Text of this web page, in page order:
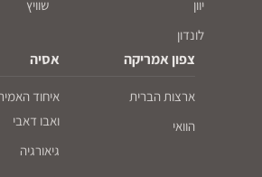
יוון
לונדון
שוויץ
צפון אמריקה
ארצות הברית
הוואי
אסיה
איחוד
ואבו דאבי
גיאורגיה